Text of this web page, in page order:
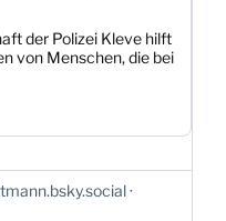
der Polizei Kleve hilft
von Menschen, die bei